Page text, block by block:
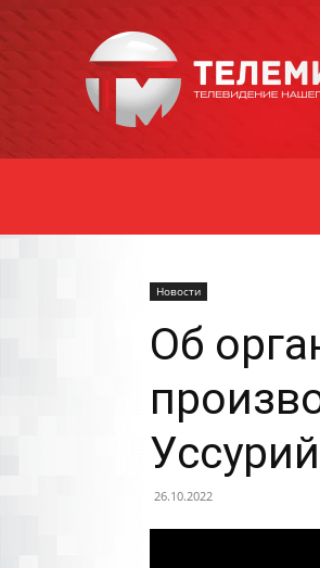
Уссурийска
Новости
Об
26.10.2022